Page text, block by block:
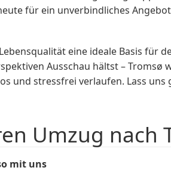
für ein unverbindliches
eine ideale Basis für
Ausschau hältst – Tromsø
und stressfrei verlaufen. Lass uns
Umzug nach
mit uns